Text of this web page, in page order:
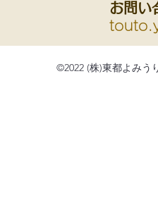
お問い
©2022 (株)東都よみう